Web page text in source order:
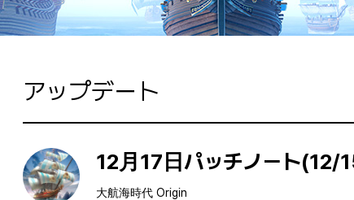
アップデート
12月17日パッチノート
大航海時代 Origin